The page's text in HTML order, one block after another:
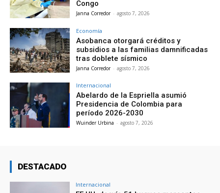
Congo
Janna Corredor - agosto 7, 2026
Economía
Asobanca otorgará créditos y
subsidios a las familias damnificadas
tras doblete sísmico
Janna Corredor - agosto 7, 2026
Internacional
Abelardo de la Espriella asumió
Presidencia de Colombia para
período 2026-2030
Wuinder Urbina - agosto 7, 2026
DESTACADO
Internacional